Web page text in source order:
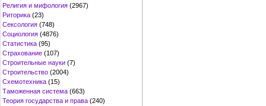
Религия и мифология (2967)
Риторика (23)
Сексология (748)
Социология (4876)
Статистика (95)
Страхование (107)
Строительные науки (7)
Строительство (2004)
Схемотехника (15)
Таможенная система (663)
Теория государства и права (240)